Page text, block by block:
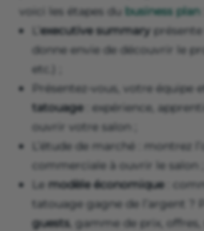
voici les étapes du business plan
executive summary présente
donne envie de découvrir le
etc.) ;
Présentez-vous, votre équipe
tatouage: expérience,
ouvrir votre salon ;
L’étude de marché : montrez
commerciale à ouvrir le salon ;
Le modèle économique:
tatouage gagne de l’argent ?
guests, gamme de prix,